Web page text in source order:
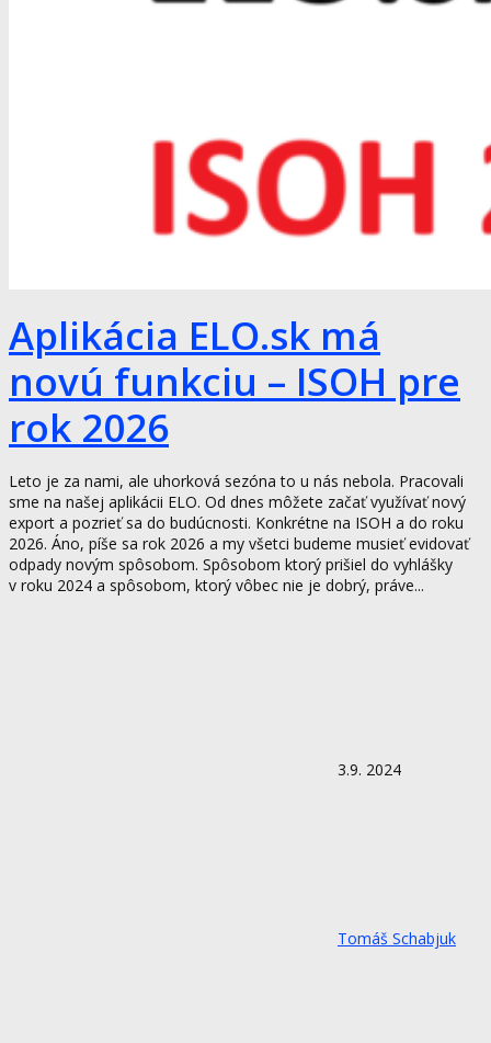
Aplikácia ELO.sk má
novú funkciu – ISOH pre
rok 2026
Leto je za nami, ale uhorková sezóna to u nás nebola. Pracovali
sme na našej aplikácii ELO. Od dnes môžete začať využívať nový
export a pozrieť sa do budúcnosti. Konkrétne na ISOH a do roku
2026. Áno, píše sa rok 2026 a my všetci budeme musieť evidovať
odpady novým spôsobom. Spôsobom ktorý prišiel do vyhlášky
v roku 2024 a spôsobom, ktorý vôbec nie je dobrý, práve...
3.9. 2024
Tomáš Schabjuk